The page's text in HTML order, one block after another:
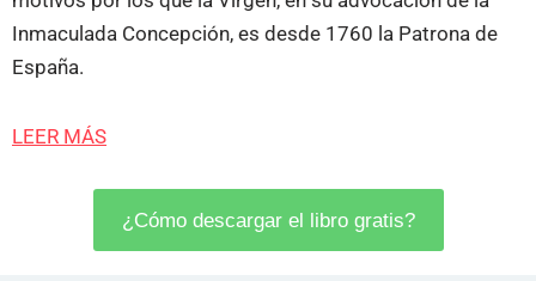
Inmaculada Concepción, es desde 1760 la Patrona de
España.
LEER MÁS
¿Cómo descargar el libro gratis?